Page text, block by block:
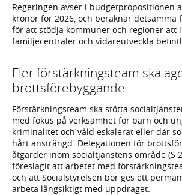
Regeringen avser i budgetpropositionen
kronor för 2026, och beräknar detsamma
för att stödja kommuner och regioner att
familjecentraler och vidareutveckla
Fler förstärkningsteam ska
brottsförebyggande
Förstärkningsteam ska stötta
med fokus på verksamhet för barn och
kriminalitet och våld eskalerat eller där
hårt ansträngd. Delegationen för
åtgärder inom socialtjänstens område (S
föreslagit att arbetet med
och att Socialstyrelsen bör ges ett
arbeta långsiktigt med uppdraget.